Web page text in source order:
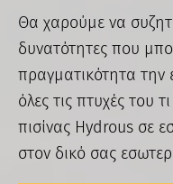
Θα χαρούμε να
δυνατότητες που
πραγματικότητα την
όλες τις πτυχές του
πισίνας Hydrous σε
στον δικό σας